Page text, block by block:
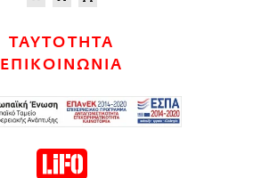
ΤΑΥΤΟΤΗΤΑ
ΕΠΙΚΟΙΝΩΝΙΑ